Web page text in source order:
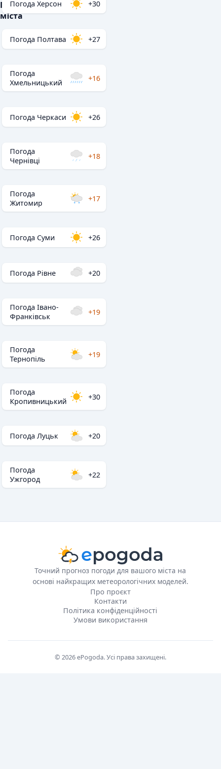
Популярні
міста
Погода Херсон +30
Погода Полтава +27
Погода
Хмельницький
+16
Погода Черкаси +26
Погода
Чернівці
+18
Погода
Житомир
+17
Погода Суми +26
Погода Рівне +20
Погода Івано-
Франківськ
+19
Погода
Тернопіль
+19
Погода
Кропивницький
+30
Погода Луцьк +20
Погода
Ужгород
+22
Точний прогноз погоди для вашого міста на
основі найкращих метеорологічних моделей.
Про проєкт
Контакти
Політика конфіденційності
Умови використання
© 2026 ePogoda. Усі права захищені.